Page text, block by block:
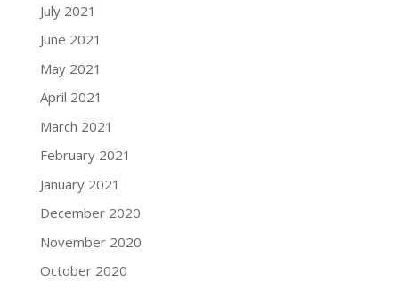
July 2021
June 2021
May 2021
April 2021
March 2021
February 2021
January 2021
December 2020
November 2020
October 2020